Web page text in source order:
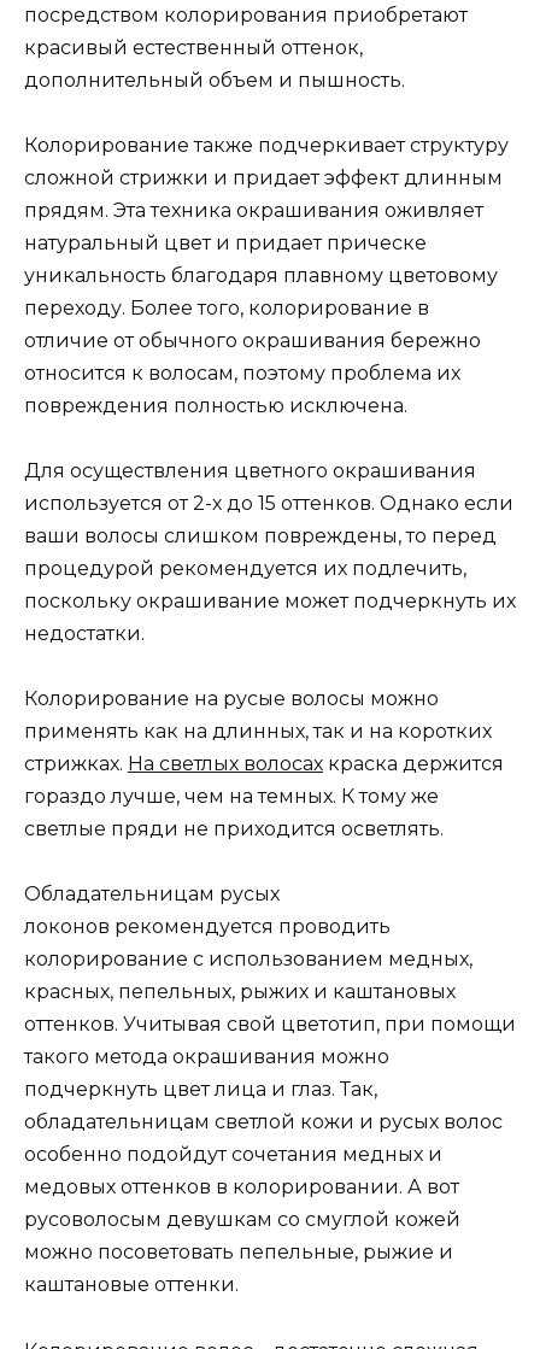
посредством колорирования приобретают
красивый естественный оттенок,
дополнительный объем и пышность.
Колорирование также подчеркивает структуру
сложной стрижки и придает эффект длинным
прядям. Эта техника окрашивания оживляет
натуральный цвет и придает прическе
уникальность благодаря плавному цветовому
переходу. Более того, колорирование в
отличие от обычного окрашивания бережно
относится к волосам, поэтому проблема их
повреждения полностью исключена.
Для осуществления цветного окрашивания
используется от 2-х до 15 оттенков. Однако если
ваши волосы слишком повреждены, то перед
процедурой рекомендуется их подлечить,
поскольку окрашивание может подчеркнуть их
недостатки.
Колорирование на русые волосы можно
применять как на длинных, так и на коротких
стрижках. На светлых волосах краска держится
гораздо лучше, чем на темных. К тому же
светлые пряди не приходится осветлять.
Обладательницам русых
локонов рекомендуется проводить
колорирование с использованием медных,
красных, пепельных, рыжих и каштановых
оттенков. Учитывая свой цветотип, при помощи
такого метода окрашивания можно
подчеркнуть цвет лица и глаз. Так,
обладательницам светлой кожи и русых волос
особенно подойдут сочетания медных и
медовых оттенков в колорировании. А вот
русоволосым девушкам со смуглой кожей
можно посоветовать пепельные, рыжие и
каштановые оттенки.